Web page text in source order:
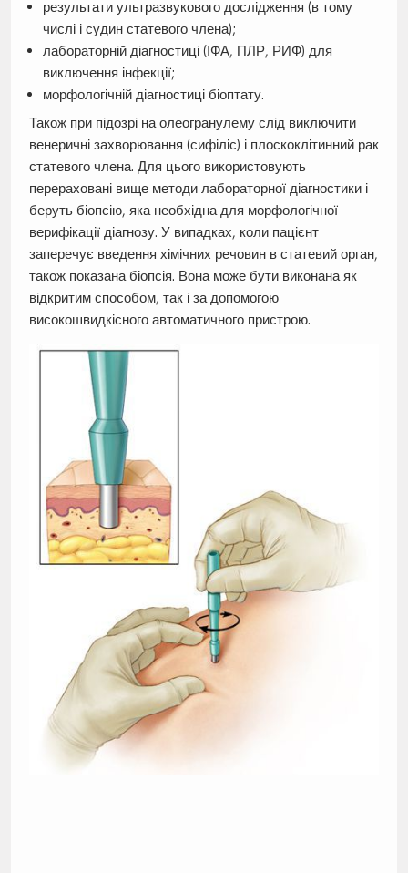
результати ультразвукового дослідження (в тому
числі і судин статевого члена);
лабораторній діагностиці (ІФА, ПЛР, РИФ) для
виключення інфекції;
морфологічній діагностиці біоптату.
Також при підозрі на олеогранулему слід виключити
венеричні захворювання (сифіліс) і плоскоклітинний рак
статевого члена. Для цього використовують
перераховані вище методи лабораторної діагностики і
беруть біопсію, яка необхідна для морфологічної
верифікації діагнозу. У випадках, коли пацієнт
заперечує введення хімічних речовин в статевий орган,
також показана біопсія. Вона може бути виконана як
відкритим способом, так і за допомогою
високошвидкісного автоматичного пристрою.